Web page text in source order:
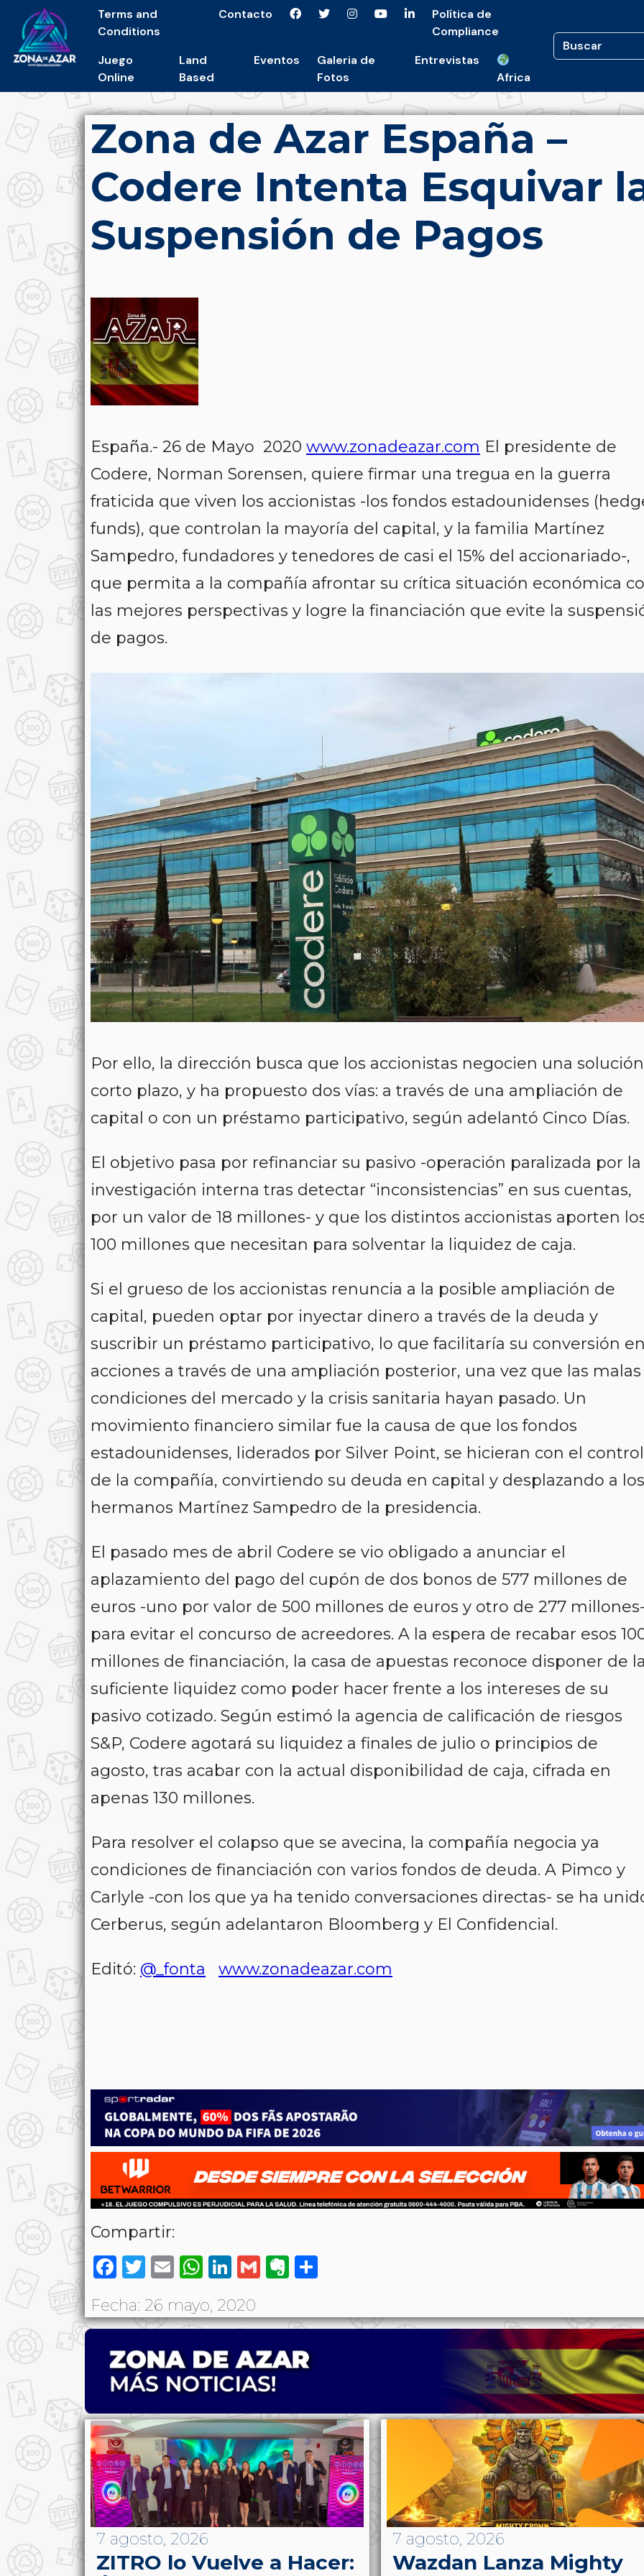
Terms and
Conditions
Contacto
Política de
Compliance
Juego
Online
Land
Based
Eventos
Galeria de
Fotos
Entrevistas
Africa
Zona de Azar España –
Codere Intenta Esquivar
Suspensión de Pagos
España.- 26 de Mayo 2020 www.zonadeazar.com El presidente de
Codere, Norman Sorensen, quiere firmar una tregua en la guerra
fraticida que viven los accionistas -los fondos estadounidenses
funds), que controlan la mayoría del capital, y la familia Martínez
Sampedro, fundadores y tenedores de casi el 15% del accionariado-,
que permita a la compañía afrontar su crítica situación económica
las mejores perspectivas y logre la financiación que evite la
de pagos.
Por ello, la dirección busca que los accionistas negocien una
corto plazo, y ha propuesto dos vías: a través de una ampliación de
capital o con un préstamo participativo, según adelantó Cinco Días.
El objetivo pasa por refinanciar su pasivo -operación paralizada por la
investigación interna tras detectar “inconsistencias” en sus cuentas,
por un valor de 18 millones- y que los distintos accionistas aporten
100 millones que necesitan para solventar la liquidez de caja.
Si el grueso de los accionistas renuncia a la posible ampliación de
capital, pueden optar por inyectar dinero a través de la deuda y
suscribir un préstamo participativo, lo que facilitaría su conversión
acciones a través de una ampliación posterior, una vez que las malas
condiciones del mercado y la crisis sanitaria hayan pasado. Un
movimiento financiero similar fue la causa de que los fondos
estadounidenses, liderados por Silver Point, se hicieran con el control
de la compañía, convirtiendo su deuda en capital y desplazando a los
hermanos Martínez Sampedro de la presidencia.
El pasado mes de abril Codere se vio obligado a anunciar el
aplazamiento del pago del cupón de dos bonos de 577 millones de
euros -uno por valor de 500 millones de euros y otro de 277
para evitar el concurso de acreedores. A la espera de recabar esos
millones de financiación, la casa de apuestas reconoce disponer de
suficiente liquidez como poder hacer frente a los intereses de su
pasivo cotizado. Según estimó la agencia de calificación de riesgos
S&P, Codere agotará su liquidez a finales de julio o principios de
agosto, tras acabar con la actual disponibilidad de caja, cifrada en
apenas 130 millones.
Para resolver el colapso que se avecina, la compañía negocia ya
condiciones de financiación con varios fondos de deuda. A Pimco y
Carlyle -con los que ya ha tenido conversaciones directas- se ha
Cerberus, según adelantaron Bloomberg y El Confidencial.
Editó: @_fonta www.zonadeazar.com
Compartir:
Facebook
Twitter
EmailWhatsApp
LinkedIn
GmailEvernote
Fecha: 26 mayo, 2020
7 agosto, 2026
ZITRO lo Vuelve a Hacer:
7 agosto, 2026
Wazdan Lanza Mighty